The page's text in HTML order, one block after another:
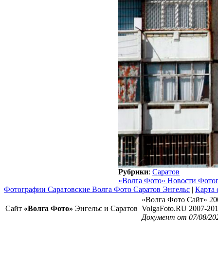
Рубрики: Саратов
«Волга Фото» Новости
Фотографии Саратовские Волга Фото Саратов Энгельс | Карта
Сайт «Волга Фото» Энгельс и Саратов
«Волга Фото Сайт»
VolgaFoto.RU 2007-
Документ от 07/08/